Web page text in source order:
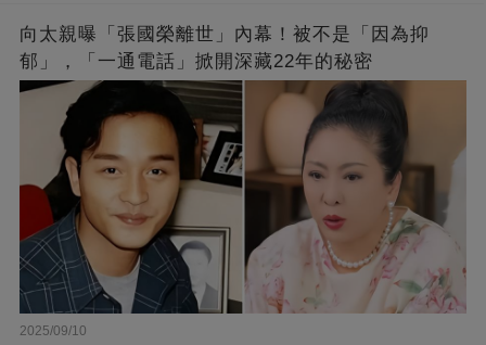
向太親曝「張國榮離世」內幕！被不是「因為抑
郁」，「一通電話」掀開深藏22年的秘密
2025/09/10